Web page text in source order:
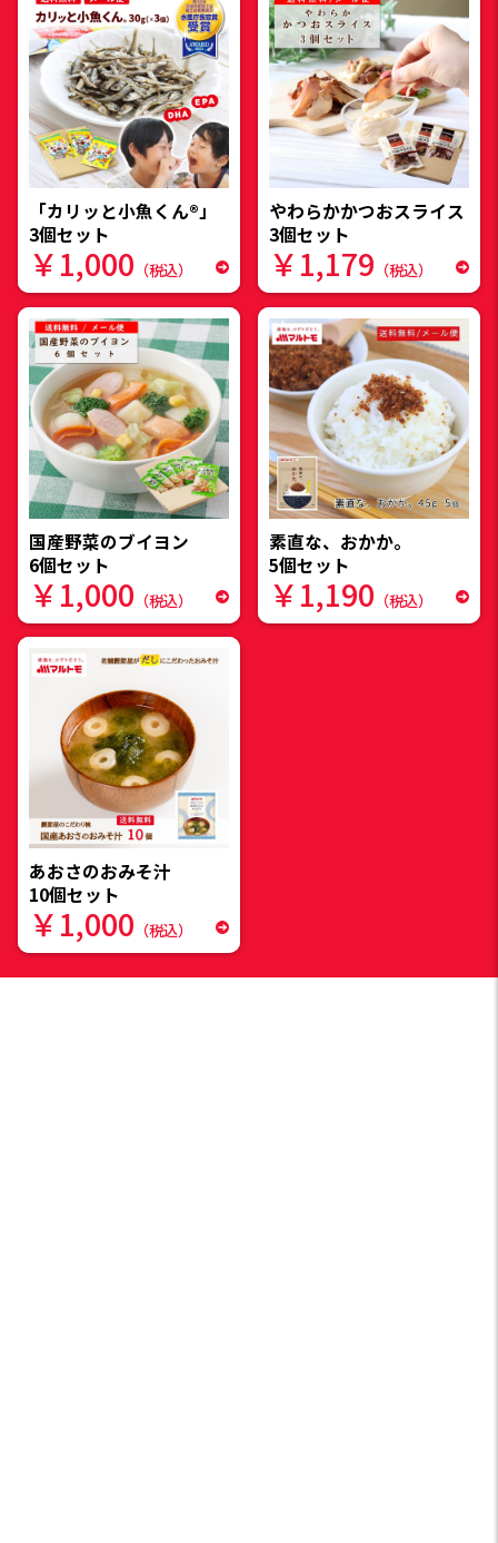
「カリッと小魚くん®」
3個セット
￥1,000 （税込）
やわらかかつおスライス
3個セット
￥1,179 （税込）
国産野菜のブイヨン
6個セット
￥1,000 （税込）
素直な、おかか。
5個セット
￥1,190 （税込）
あおさのおみそ汁
10個セット
￥1,000 （税込）